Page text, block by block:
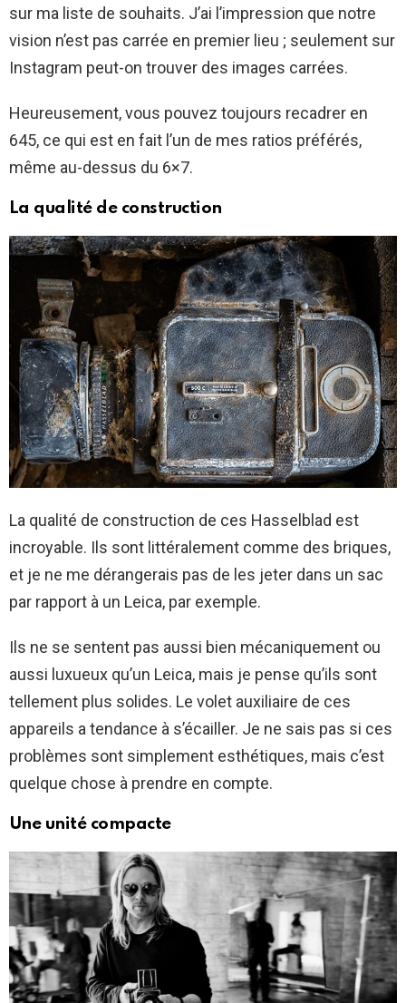
sur ma liste de souhaits. J’ai l’impression que notre
vision n’est pas carrée en premier lieu ; seulement sur
Instagram peut-on trouver des images carrées.
Heureusement, vous pouvez toujours recadrer en
645, ce qui est en fait l’un de mes ratios préférés,
même au-dessus du 6×7.
La qualité de construction
La qualité de construction de ces Hasselblad est
incroyable. Ils sont littéralement comme des briques,
et je ne me dérangerais pas de les jeter dans un sac
par rapport à un Leica, par exemple.
Ils ne se sentent pas aussi bien mécaniquement ou
aussi luxueux qu’un Leica, mais je pense qu’ils sont
tellement plus solides. Le volet auxiliaire de ces
appareils a tendance à s’écailler. Je ne sais pas si ces
problèmes sont simplement esthétiques, mais c’est
quelque chose à prendre en compte.
Une unité compacte